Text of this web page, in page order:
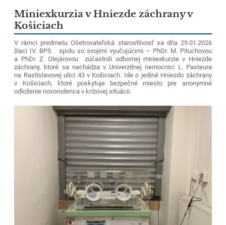
Miniexkurzia v Hniezde záchrany v
Košiciach
V rámci predmetu Ošetrovateľská starostlivosť sa dňa 29.01.2026
žiaci IV. BPS spolu so svojimi vyučujúcimi – PhDr. M. Pituchovou
a PhDr. Z. Olejárovou zúčastnili odbornej miniexkurzie v Hniezde
záchrany, ktoré sa nachádza v Univerzitnej nemocnici L. Pasteura
na Rastislavovej ulici 43 v Košiciach. Ide o jediné Hniezdo záchrany
v Košiciach, ktoré poskytuje bezpečné miesto pre anonymné
odloženie novorodenca v krízovej situácii.